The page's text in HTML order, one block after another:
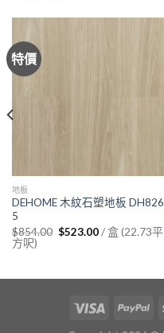
特價
地板
DEHOME 木紋石塑地板
5
$854.00 Original
price
$523.00Current
price
/ 盒 (22.73平
方呎)